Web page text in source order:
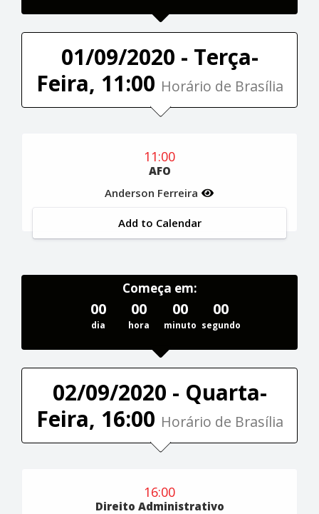
01/09/2020 - Terça-
Feira, 11:00 Horário de Brasília
11:00
AFO
Anderson Ferreira
Add to Calendar
Começa em:
00
dia
00
hora
00
minuto
00
segundo
02/09/2020 - Quarta-
Feira, 16:00 Horário de Brasília
16:00
Direito Administrativo